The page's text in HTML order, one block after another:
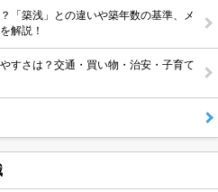
「築浅」との違いや築年数の基準、メ
解説！
すさは？交通・買い物・治安・子育て